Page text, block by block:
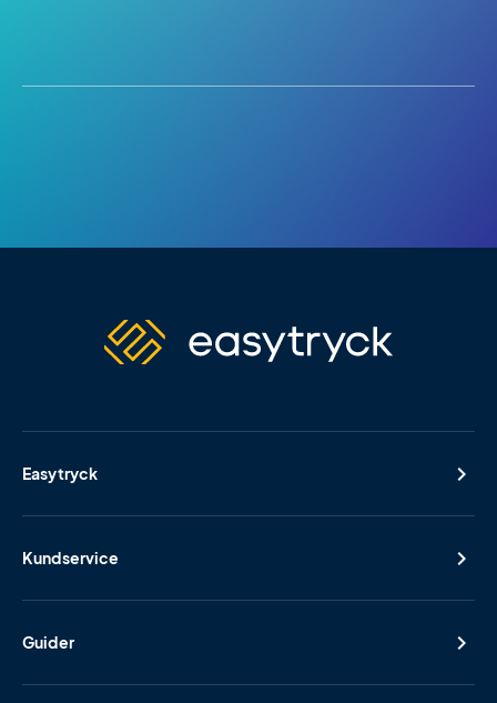
Easytryck
Kundservice
Guider